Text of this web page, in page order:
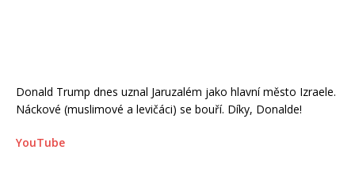
Donald Trump dnes uznal Jaruzalém jako hlavní město Izraele.
Náckové (muslimové a levičáci) se bouří. Díky, Donalde!
YouTube